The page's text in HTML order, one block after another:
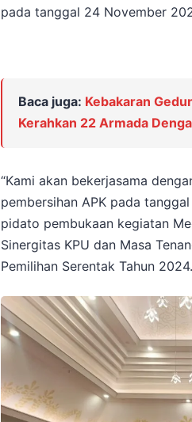
pada tanggal 24 November
Baca juga: Kebakaran
Kerahkan 22 Armada
“Kami akan bekerjasama
pembersihan APK pada
pidato pembukaan kegiatan
Sinergitas KPU dan Masa
Pemilihan Serentak Tahun